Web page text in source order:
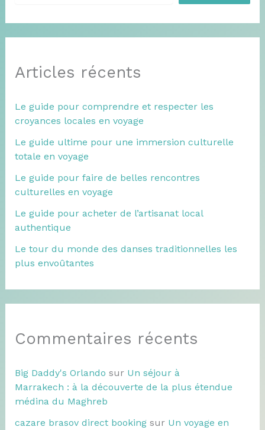
Articles récents
Le guide pour comprendre et respecter les
croyances locales en voyage
Le guide ultime pour une immersion culturelle
totale en voyage
Le guide pour faire de belles rencontres
culturelles en voyage
Le guide pour acheter de l’artisanat local
authentique
Le tour du monde des danses traditionnelles les
plus envoûtantes
Commentaires récents
Big Daddy's Orlando sur Un séjour à
Marrakech : à la découverte de la plus étendue
médina du Maghreb
cazare brasov direct bookingsur Un voyage en